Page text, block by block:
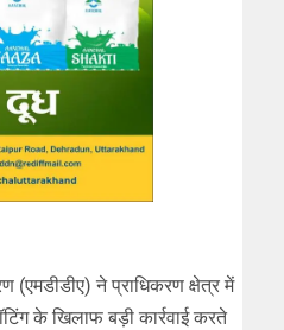
(एमडीडीए) ने प्राधिकरण क्षेत्र में
के खिलाफ बड़ी कार्रवाई करते